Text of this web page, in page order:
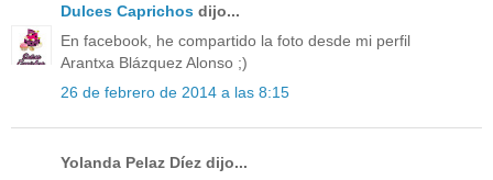
Dulces Caprichos dijo...
En facebook, he compartido la foto desde mi perfil
Arantxa Blázquez Alonso ;)
26 de febrero de 2014 a las 8:15
Yolanda Pelaz Díez dijo...